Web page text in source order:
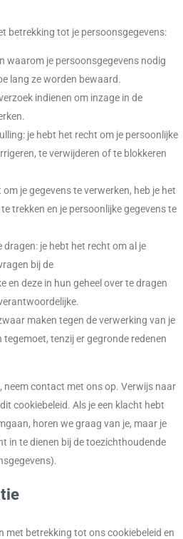
betrekking tot je persoonsgegevens:
waarom je persoonsgegevens nodig
lang ze worden bewaard.
indienen om inzage in de
je hebt het recht om je persoonlijke
te verwijderen of te blokkeren
je gegevens te verwerken, heb je het
trekken en je persoonlijke gegevens te
dragen: je hebt het recht om al je
bij de
en deze in hun geheel over te dragen
maken tegen de verwerking van je
tenzij er gegronde redenen
neem contact met ons op. Verwijs naar
cookiebeleid. Als je een klacht hebt
horen we graag van je, maar je
in te dienen bij de toezichthoudende
met betrekking tot ons cookiebeleid en